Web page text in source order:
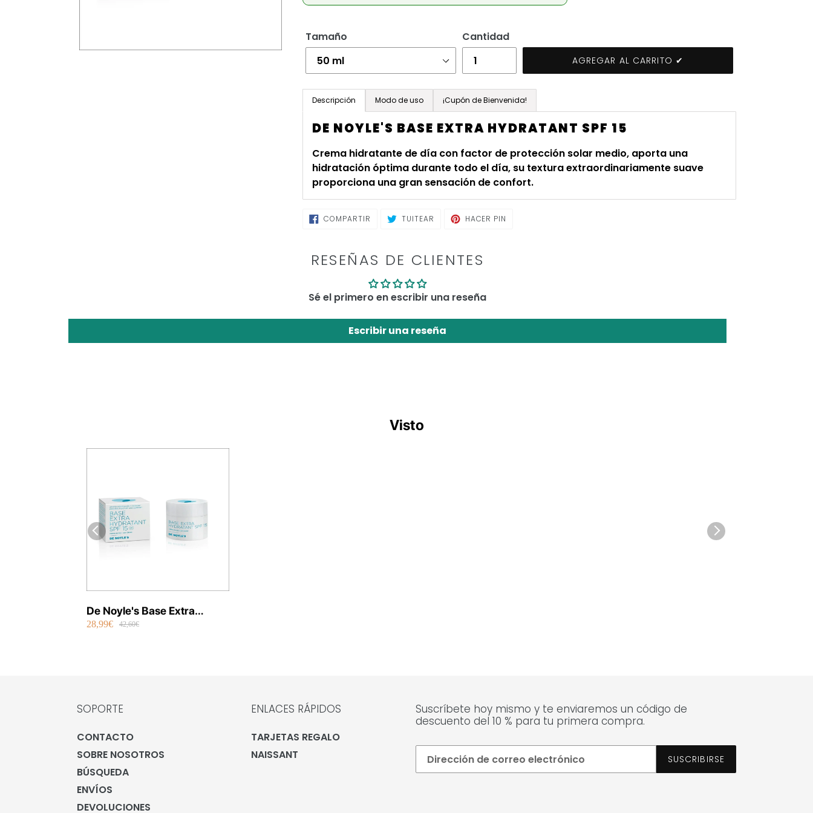
Tamaño Cantidad
AGREGAR AL CARRITO ✔
Agregando
carrito
de
compra
Descripción Modo de uso ¡Cupón de Bienvenida!
DE NOYLE'S BASE EXTRA HYDRATANT SPF 15
Crema hidratante de día con factor de protección solar medio, aporta una
hidratación óptima durante todo el día, su textura extraordinariamente suave
proporciona una gran sensación de confort.
COMPARTIR COMPARTIRTUITEAR TUITEARHACER PIN
RESEÑAS DE CLIENTES
Sé el primero en escribir una reseña
Escribir una reseña
Visto
De Noyle's Base Extra
Hydratant SPF 15
28,99€ 42,60€
SOPORTE
CONTACTO
SOBRE NOSOTROS
BÚSQUEDA
ENVÍOS
DEVOLUCIONES
ENLACES RÁPIDOS
TARJETAS REGALO
NAISSANT
Suscríbete hoy mismo y te enviaremos un código de
descuento del 10 % para tu primera compra.
SUSCRIBIRSE